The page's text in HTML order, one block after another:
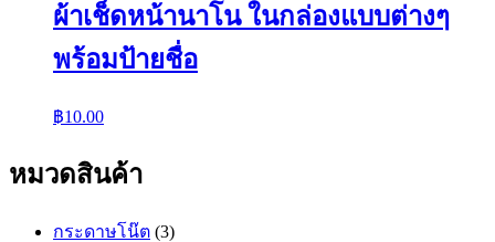
ผ้าเช็ดหน้านาโน ในกล่องแบบต่างๆ
พร้อมป้ายชื่อ
฿10.00
หมวดสินค้า
กระดาษโน๊ต (3)